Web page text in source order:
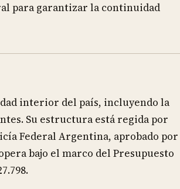
para garantizar la continuidad
interior del país, incluyendo la
Su estructura está regida por
Federal Argentina, aprobado por
bajo el marco del Presupuesto